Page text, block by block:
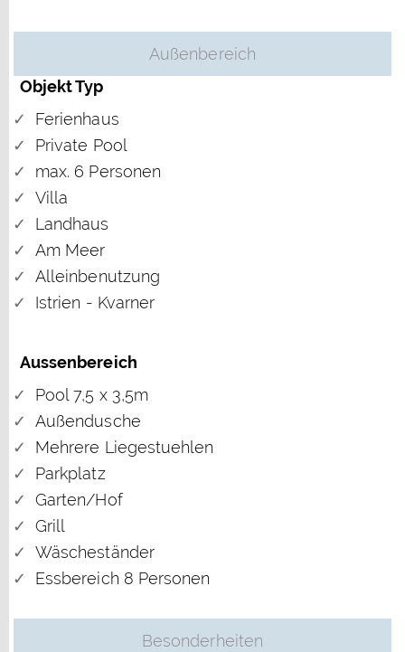
Außenbereich
Objekt Typ
Ferienhaus
Private Pool
max. 6 Personen
Villa
Landhaus
Am Meer
Alleinbenutzung
Istrien - Kvarner
Aussenbereich
Pool 7,5 x 3,5m
Außendusche
Mehrere Liegestuehlen
Parkplatz
Garten/Hof
Grill
Wäscheständer
Essbereich 8 Personen
Besonderheiten